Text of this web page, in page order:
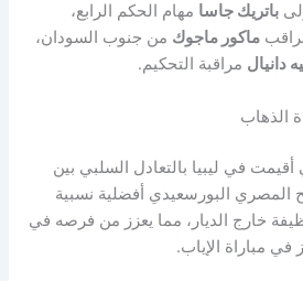
باتريك جاسا مهام الحكم الرابع،
ماكور ماجوك من جنوب السودان،
دانيال مراقبة التحكيم.
الذهاب
أقيمت في ليبيا بالتعادل السلبي بين
المصري البورسعيدي أفضلية نسبية
خارج الديار، مما يعزز من فرصه في
مباراة الإياب.